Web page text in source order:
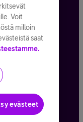
Voit
milloin
saat
evästeet